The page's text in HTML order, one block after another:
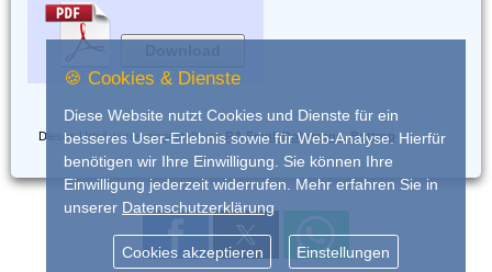
Dieses Urteil wurde eingestellt vonRA Frank Dohrmann, Bottrop
🍪 Cookies & Dienste
Diese Website nutzt Cookies und Dienste für ein
besseres User-Erlebnis sowie für Web-Analyse. Hierfür
benötigen wir Ihre Einwilligung. Sie können Ihre
Einwilligung jederzeit widerrufen. Mehr erfahren Sie in
unserer Datenschutzerklärung
Cookies akzeptieren Einstellungen